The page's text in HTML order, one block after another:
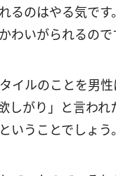
るのはやる気で
わいがられるので
イルのことを男
しがり」と言わ
いうことでしょう。